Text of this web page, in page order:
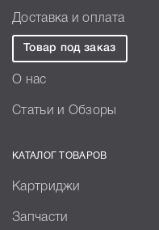
Доставка и оплата
Товар под заказ
О нас
Статьи и Обзоры
КАТАЛОГ ТОВАРОВ
Картриджи
Запчасти